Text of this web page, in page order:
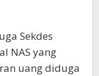
Sekdes
NAS yang
uang diduga